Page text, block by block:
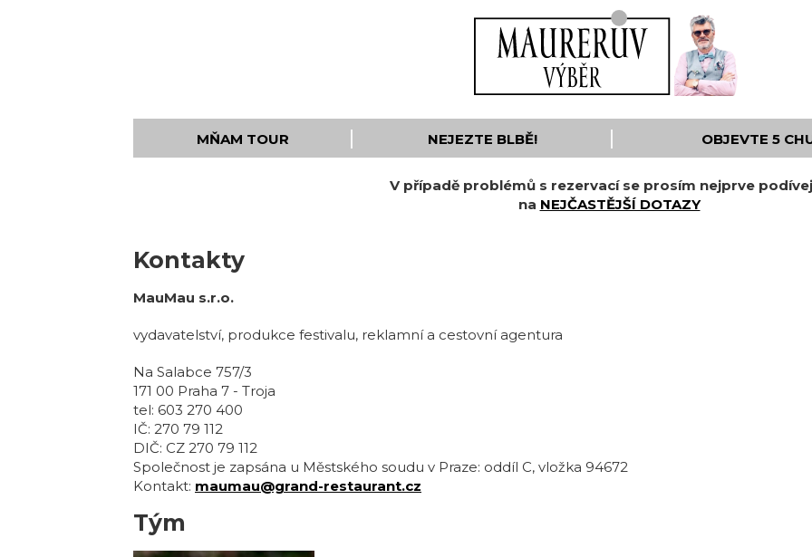
MŇAM TOUR NEJEZTE BLBĚ! OBJEVTE 5
V případě problémů s rezervací se prosím nejprve
na NEJČASTĚJŠÍ DOTAZY
Kontakty
MauMau s.r.o.
vydavatelství, produkce festivalu, reklamní a cestovní agentura
Na Salabce 757/3
171 00 Praha 7 - Troja
tel: 603 270 400
IČ: 270 79 112
DIČ: CZ 270 79 112
Společnost je zapsána u Městského soudu v Praze: oddíl C, vložka 94672
Kontakt: maumau@grand-restaurant.cz
Tým